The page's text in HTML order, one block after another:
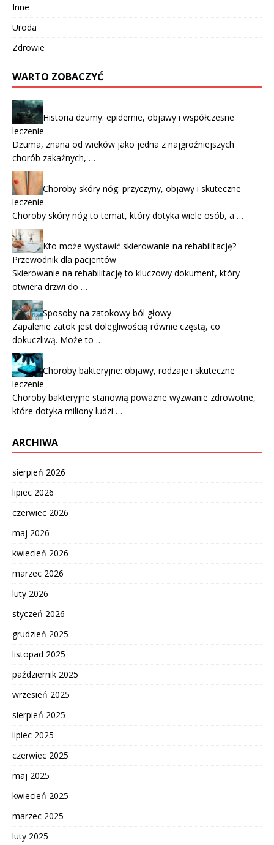
Inne
Uroda
Zdrowie
WARTO ZOBACZYĆ
Historia dżumy: epidemie, objawy i współczesne
leczenie
Dżuma, znana od wieków jako jedna z najgroźniejszych
chorób zakaźnych, …
Choroby skóry nóg: przyczyny, objawy i skuteczne
leczenie
Choroby skóry nóg to temat, który dotyka wiele osób, a …
Kto może wystawić skierowanie na rehabilitację?
Przewodnik dla pacjentów
Skierowanie na rehabilitację to kluczowy dokument, który
otwiera drzwi do …
Sposoby na zatokowy ból głowy
Zapalenie zatok jest dolegliwością równie częstą, co
dokuczliwą. Może to …
Choroby bakteryjne: objawy, rodzaje i skuteczne
leczenie
Choroby bakteryjne stanowią poważne wyzwanie zdrowotne,
które dotyka miliony ludzi …
ARCHIWA
sierpień 2026
lipiec 2026
czerwiec 2026
maj 2026
kwiecień 2026
marzec 2026
luty 2026
styczeń 2026
grudzień 2025
listopad 2025
październik 2025
wrzesień 2025
sierpień 2025
lipiec 2025
czerwiec 2025
maj 2025
kwiecień 2025
marzec 2025
luty 2025